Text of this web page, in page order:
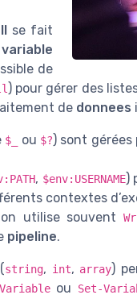
se fait
variable
de
) pour gérer des listes
de donnees
$_ ou $?) sont
, $env:USERNAME)
contextes
utilise souvent
pipeline.
(string, int, array)
ou Set-